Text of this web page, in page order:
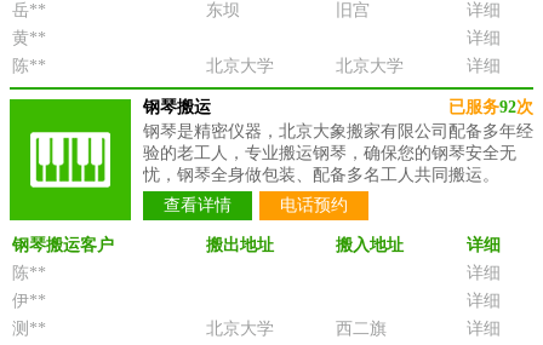
岳**
东坝 旧宫
详细
黄**
详细
陈**
北京大学 北京大学 详细
已服务92次
钢琴搬运
钢琴是精密仪器，北京大象搬家有限公司配备多年经
验的老工人，专业搬运钢琴，确保您的钢琴安全无
忧，钢琴全身做包装、配备多名工人共同搬运。
查看详情
电话预约
钢琴搬运客户 搬出地址 搬入地址
详细
陈**
详细
伊**
详细
测**
北京大学 西二旗
详细